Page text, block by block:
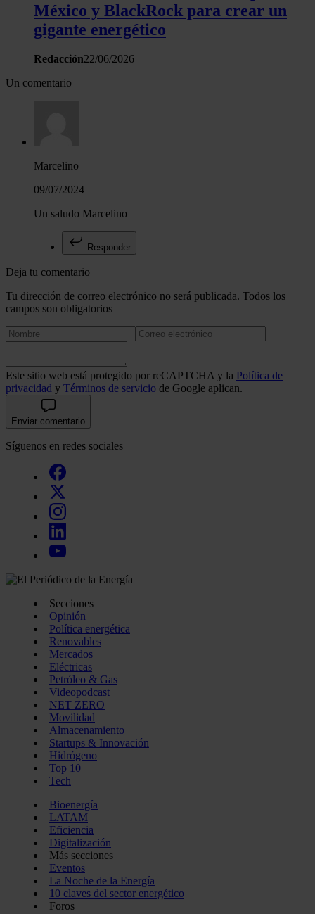
México y BlackRock para crear un
gigante energético
Redacción22/06/2026
Un comentario
Marcelino
09/07/2024
Un saludo Marcelino
Responder
Deja tu comentario
Tu dirección de correo electrónico no será publicada. Todos los
campos son obligatorios
Este sitio web está protegido por reCAPTCHA y la Política de
privacidad y Términos de servicio de Google aplican.
Enviar comentario
Síguenos en redes sociales
Secciones
Opinión
Política energética
Renovables
Mercados
Eléctricas
Petróleo & Gas
Videopodcast
NET ZERO
Movilidad
Almacenamiento
Startups & Innovación
Hidrógeno
Top 10
Tech
Bioenergía
LATAM
Eficiencia
Digitalización
Más secciones
Eventos
La Noche de la Energía
10 claves del sector energético
Foros